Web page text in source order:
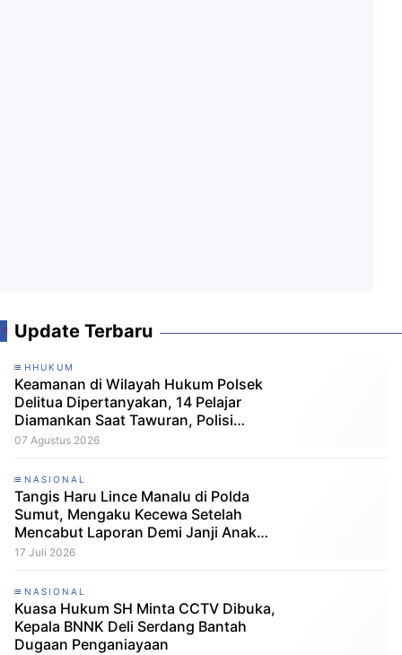
Update Terbaru
HHUKUM
Keamanan di Wilayah Hukum Polsek
Delitua Dipertanyakan, 14 Pelajar
Diamankan Saat Tawuran, Polisi
Pastikan Tak Ada Tersangka
07 Agustus 2026
NASIONAL
Tangis Haru Lince Manalu di Polda
Sumut, Mengaku Kecewa Setelah
Mencabut Laporan Demi Janji Anak
Dibebaskan
17 Juli 2026
NASIONAL
Kuasa Hukum SH Minta CCTV Dibuka,
Kepala BNNK Deli Serdang Bantah
Dugaan Penganiayaan